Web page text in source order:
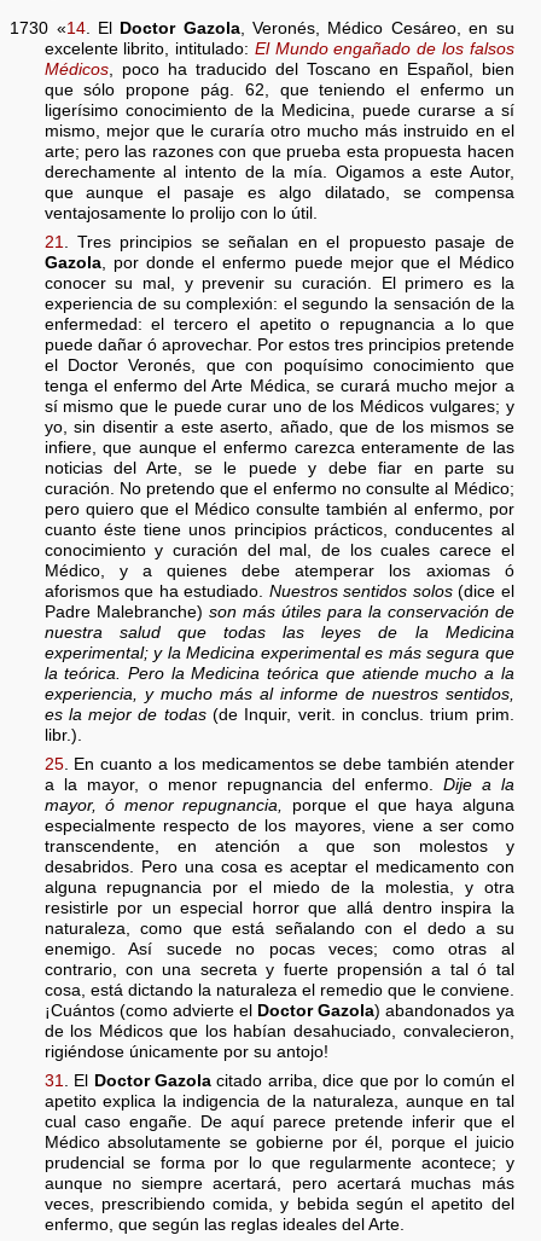
1730 «14. El Doctor Gazola, Veronés, Médico Cesáreo, en su
excelente librito, intitulado: El Mundo engañado de los falsos
Médicos, poco ha traducido del Toscano en Español, bien
que sólo propone pág. 62, que teniendo el enfermo un
ligerísimo conocimiento de la Medicina, puede curarse a sí
mismo, mejor que le curaría otro mucho más instruido en el
arte; pero las razones con que prueba esta propuesta hacen
derechamente al intento de la mía. Oigamos a este Autor,
que aunque el pasaje es algo dilatado, se compensa
ventajosamente lo prolijo con lo útil.
21
. Tres principios se señalan en el propuesto pasaje de
Gazola, por donde el enfermo puede mejor que el Médico
conocer su mal, y prevenir su curación. El primero es la
experiencia de su complexión: el segundo la sensación de la
enfermedad: el tercero el apetito o repugnancia a lo que
puede dañar ó aprovechar. Por estos tres principios pretende
el Doctor Veronés, que con poquísimo conocimiento que
tenga el enfermo del Arte Médica, se curará mucho mejor a
sí mismo que le puede curar uno de los Médicos vulgares; y
yo, sin disentir a este aserto, añado, que de los mismos se
infiere, que aunque el enfermo carezca enteramente de las
noticias del Arte, se le puede y debe fiar en parte su
curación. No pretendo que el enfermo no consulte al Médico;
pero quiero que el Médico consulte también al enfermo, por
cuanto éste tiene unos principios prácticos, conducentes al
conocimiento y curación del mal, de los cuales carece el
Médico, y a quienes debe atemperar los axiomas ó
aforismos que ha estudiado. Nuestros sentidos solos(dice el
Padre Malebranche) son más útiles para la conservación de
nuestra salud que todas las leyes de la Medicina
experimental; y la Medicina experimental es más segura que
la teórica. Pero la Medicina teórica que atiende mucho a la
experiencia, y mucho más al informe de nuestros sentidos,
es la mejor de todas (de Inquir, verit. in conclus. trium prim.
libr.).
25. En cuanto a los medicamentos se debe también atender
a la mayor, o menor repugnancia del enfermo. Dije a la
mayor, ó menor repugnancia,
porque el que haya alguna
especialmente respecto de los mayores, viene a ser como
transcendente, en atención a que son molestos y
desabridos. Pero una cosa es aceptar el medicamento con
alguna repugnancia por el miedo de la molestia, y otra
resistirle por un especial horror que allá dentro inspira la
naturaleza, como que está señalando con el dedo a su
enemigo. Así sucede no pocas veces; como otras al
contrario, con una secreta y fuerte propensión a tal ó tal
cosa, está dictando la naturaleza el remedio que le conviene.
¡Cuántos (como advierte el Doctor Gazola) abandonados ya
de los Médicos que los habían desahuciado, convalecieron,
rigiéndose únicamente por su antojo!
31
. El Doctor Gazolacitado arriba, dice que por lo común el
apetito explica la indigencia de la naturaleza, aunque en tal
cual caso engañe. De aquí parece pretende inferir que el
Médico absolutamente se gobierne por él, porque el juicio
prudencial se forma por lo que regularmente acontece; y
aunque no siempre acertará, pero acertará muchas más
veces, prescribiendo comida, y bebida según el apetito del
enfermo, que según las reglas ideales del Arte.